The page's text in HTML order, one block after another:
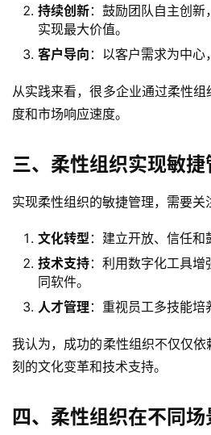
持续创新：鼓励团队自主创
实现最大价值。
客户导向 ：以客户需求为中心
从实践来看，很多企业通过柔性
度和市场响应速度。
三、柔性组织实现敏
实现柔性组织的敏捷管理，需要关
文化转型：建立开放、信任和
技术支持：利用数字化工具
同软件。
人才管理 ：重视员工多技能培
我认为，成功的柔性组织不仅仅
刻的文化变革和技术支持。
四、柔性组织在不同